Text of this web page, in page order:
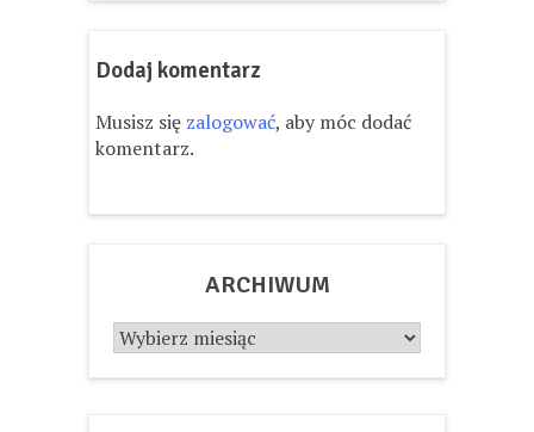
Dodaj komentarz
Musisz się zalogować, aby móc dodać
komentarz.
ARCHIWUM
Archiwum